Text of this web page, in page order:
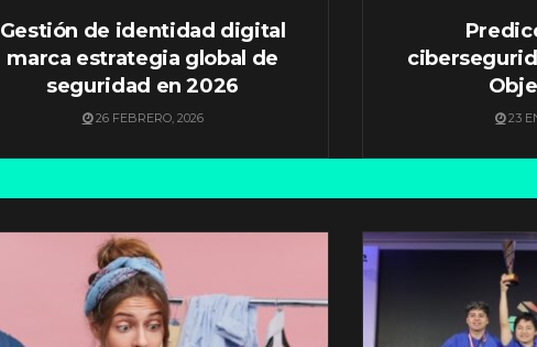
Gestión de identidad digital
marca estrategia global de
seguridad en 2026
26 FEBRERO, 2026 23